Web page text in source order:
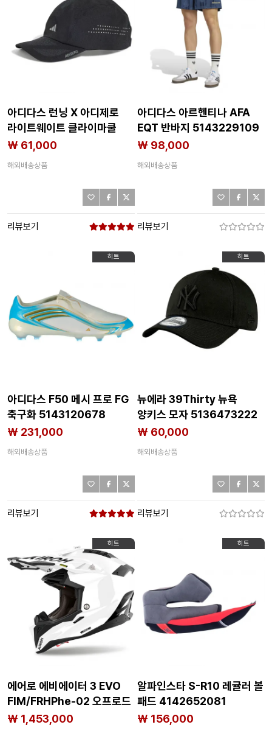
아디다스 런닝 X 아디제로
라이트웨이트 클라이마쿨
모자 6141580362
₩ 61,000
해외배송상품
리뷰보기
아디다스 아르헨티나 AFA
EQT 반바지 5143229109
₩ 98,000
해외배송상품
리뷰보기
히트
아디다스 F50 메시 프로 FG
축구화 5143120678
₩ 231,000
해외배송상품
리뷰보기
히트
뉴에라 39Thirty 뉴욕
양키스 모자 5136473222
₩ 60,000
해외배송상품
리뷰보기
히트
에어로 에비에이터 3 EVO
FIM/FRHPhe-02 오프로드
헬멧 4142805407
₩ 1,453,000
히트
알파인스타 S-R10 레귤러 볼
패드 4142652081
₩ 156,000